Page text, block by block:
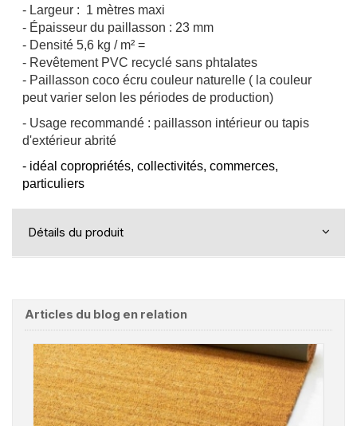
- Largeur : 1 mètres maxi
- Épaisseur du paillasson : 23 mm
- Densité 5,6 kg / m² =
- Revêtement PVC recyclé sans phtalates
- Paillasson coco écru couleur naturelle ( la couleur
peut varier selon les périodes de production)
- Usage recommandé : paillasson intérieur ou tapis
d'extérieur abrité
- idéal copropriétés, collectivités, commerces,
particuliers
Détails du produit
Articles du blog en relation